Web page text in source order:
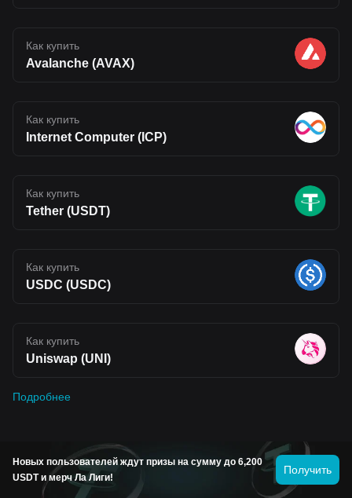
Как купить
Avalanche (AVAX)
Как купить
Internet Computer (ICP)
Как купить
Tether (USDT)
Как купить
USDC (USDC)
Как купить
Uniswap (UNI)
Подробнее
Прогноз цен на трендовые
монеты
Новых пользователей ждут призы на сумму до 6,200
USDT и мерч Ла Лиги!
Получить